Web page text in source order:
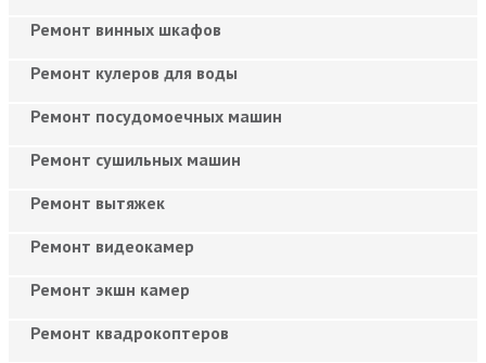
Ремонт винных шкафов
Ремонт кулеров для воды
Ремонт посудомоечных машин
Ремонт сушильных машин
Ремонт вытяжек
Ремонт видеокамер
Ремонт экшн камер
Ремонт квадрокоптеров